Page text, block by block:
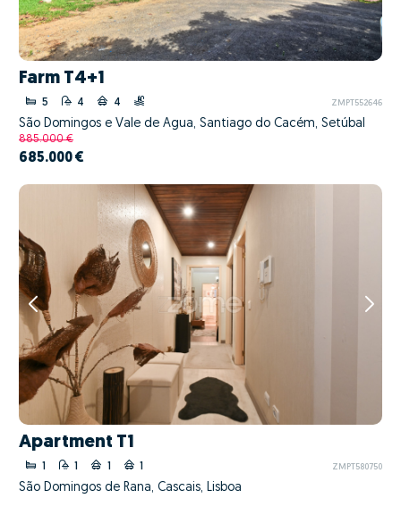
Farm T4+1
5 4 4 ZMPT552646
São Domingos e Vale de Água, Santiago do Cacém, Setúbal
885.000 €
685.000 €
Apartment T1
1 1 1 1 ZMPT580750
São Domingos de Rana, Cascais, Lisboa